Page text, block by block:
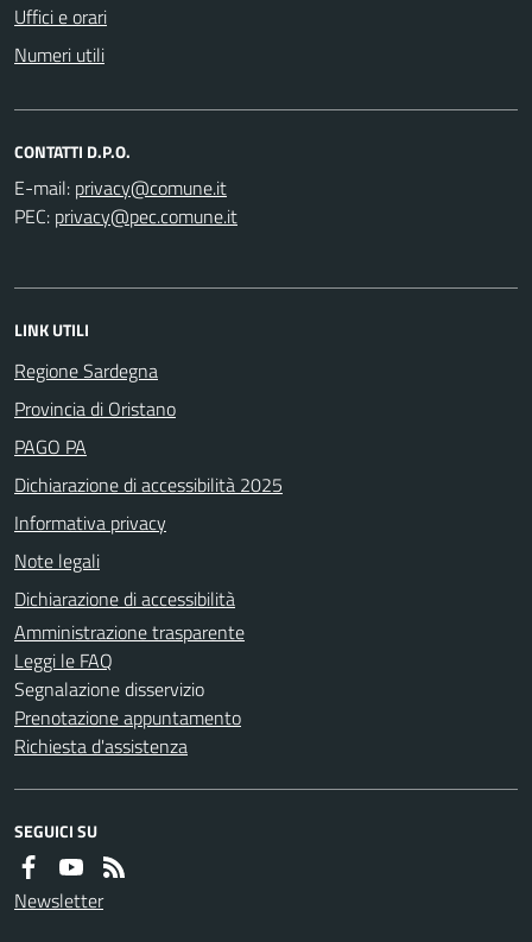
Uffici e orari
Numeri utili
CONTATTI D.P.O.
E-mail:
PEC:
LINK UTILI
Regione Sardegna
Provincia di Oristano
PAGO PA
Dichiarazione di accessibilità 2025
Informativa privacy
Note legali
Dichiarazione di accessibilità
Amministrazione trasparente
Leggi le FAQ
Segnalazione disservizio
Prenotazione appuntamento
Richiesta d'assistenza
SEGUICI SU
Newsletter